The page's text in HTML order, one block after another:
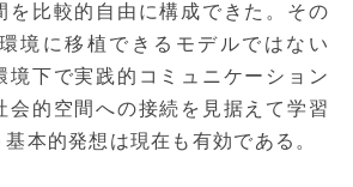
を比較的自由に構成できた。その
境に移植できるモデルではない
境下で実践的コミュニケーション
会的空間への接続を見据えて学習
本的発想は現在も有効である。